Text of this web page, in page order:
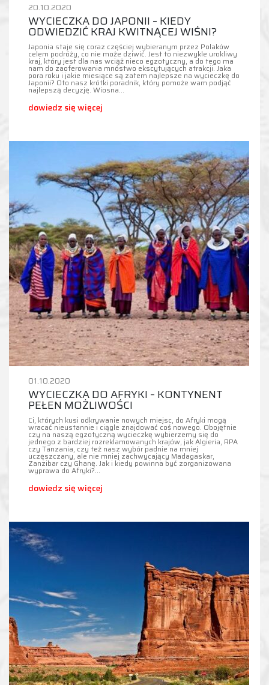
20.10.2020
WYCIECZKA DO JAPONII – KIEDY
ODWIEDZIĆ KRAJ KWITNĄCEJ WIŚNI?
Japonia staje się coraz częściej wybieranym przez Polaków
celem podróży, co nie może dziwić. Jest to niezwykle urokliwy
kraj, który jest dla nas wciąż nieco egzotyczny, a do tego ma
nam do zaoferowania mnóstwo ekscytujących atrakcji. Jaka
pora roku i jakie miesiące są zatem najlepsze na wycieczkę do
Japonii? Oto nasz krótki poradnik, który pomoże wam podjąć
najlepszą decyzję. Wiosna…
dowiedz się więcej
01.10.2020
WYCIECZKA DO AFRYKI – KONTYNENT
PEŁEN MOŻLIWOŚCI
Ci, których kusi odkrywanie nowych miejsc, do Afryki mogą
wracać nieustannie i ciągle znajdować coś nowego. Obojętnie
czy na naszą egzotyczną wycieczkę wybierzemy się do
jednego z bardziej rozreklamowanych krajów, jak Algieria, RPA
czy Tanzania, czy też nasz wybór padnie na mniej
uczęszczany, ale nie mniej zachwycający Madagaskar,
Zanzibar czy Ghanę. Jak i kiedy powinna być zorganizowana
wyprawa do Afryki?…
dowiedz się więcej